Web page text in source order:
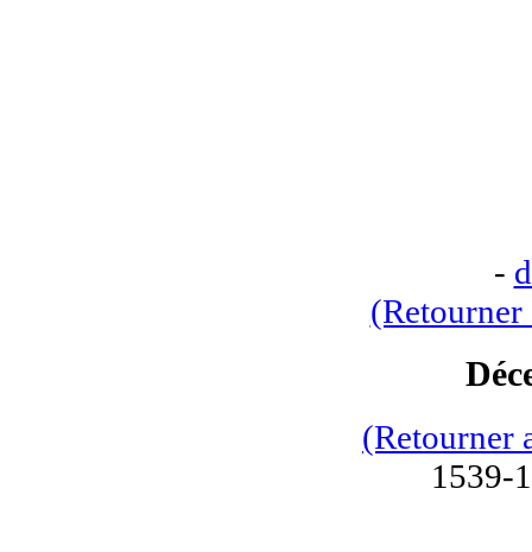
-
(Retourner
(Retourner
1539-